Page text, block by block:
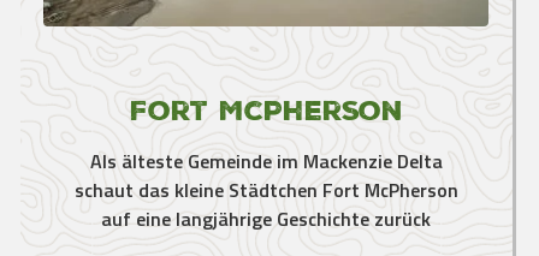
Fort McPherson
Als älteste Gemeinde im Mackenzie Delta
schaut das kleine Städtchen Fort McPherson
auf eine langjährige Geschichte zurück